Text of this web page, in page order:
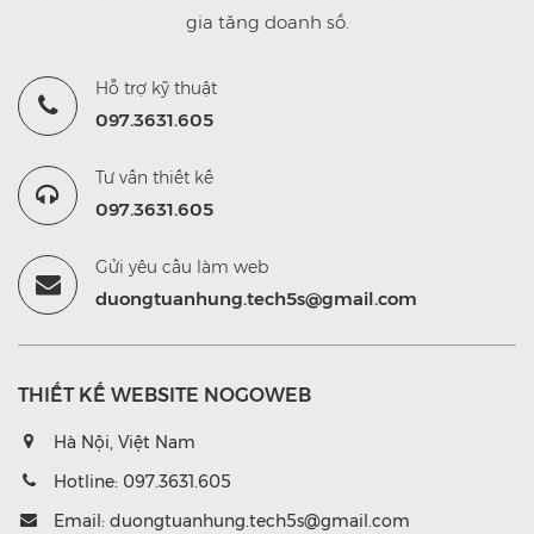
gia tăng doanh số.
Hỗ trợ kỹ thuật
097.3631.605
Tư vấn thiết kế
097.3631.605
Gửi yêu cầu làm web
duongtuanhung.tech5s@gmail.com
THIẾT KẾ WEBSITE NOGOWEB
Hà Nội, Việt Nam
Hotline: 097.3631.605
Email: duongtuanhung.tech5s@gmail.com